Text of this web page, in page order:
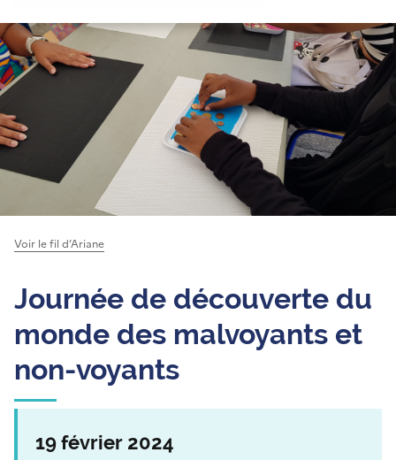
Voir le fil d’Ariane
Journée de découverte du
monde des malvoyants et
non-voyants
19 février 2024